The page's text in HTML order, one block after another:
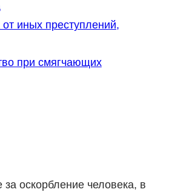
иных преступлений,
при смягчающих
оскорбление человека, в